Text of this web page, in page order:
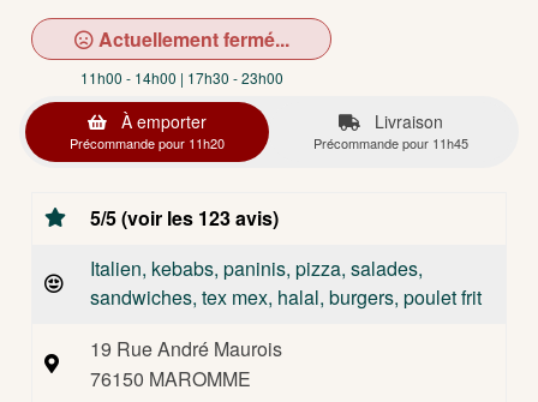
Actuellement fermé...
11h00 - 14h00 | 17h30 - 23h00
À emporter
Précommande pour 11h20
Livraison
Précommande pour 11h45
5/5 (voir les 123 avis)
Italien, kebabs, paninis, pizza, salades,
sandwiches, tex mex, halal, burgers, poulet frit
19 Rue André Maurois
76150 MAROMME